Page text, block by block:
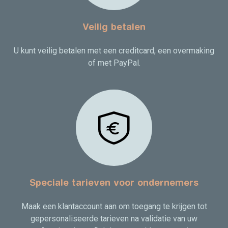
Veilig betalen
U kunt veilig betalen met een creditcard, een overmaking
of met PayPal.
Speciale tarieven voor ondernemers
Maak een klantaccount aan om toegang te krijgen tot
gepersonaliseerde tarieven na validatie van uw